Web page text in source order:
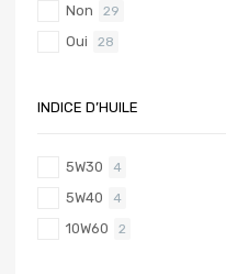
Non 29
Oui 28
INDICE D’HUILE
5W30 4
5W40 4
10W60 2